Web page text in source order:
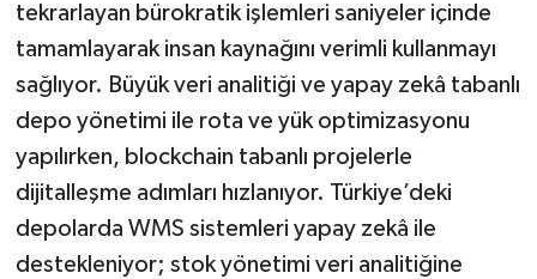
tekrarlayan bürokratik işlemleri saniyeler içinde
tamamlayarak insan kaynağını verimli kullanmayı
sağlıyor. Büyük veri analitiği ve yapay zekâ tabanlı
depo yönetimi ile rota ve yük optimizasyonu
yapılırken, blockchain tabanlı projelerle
dijitalleşme adımları hızlanıyor. Türkiye’deki
depolarda WMS sistemleri yapay zekâ ile
destekleniyor; stok yönetimi veri analitiğine